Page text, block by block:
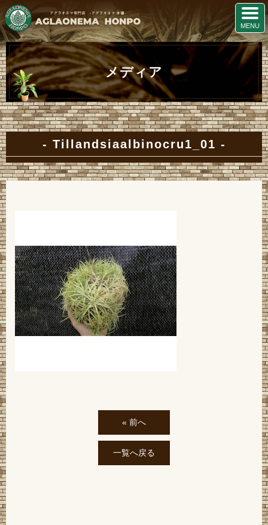
メディア
Tillandsiaalbinocru1_01
« 前へ
一覧へ戻る